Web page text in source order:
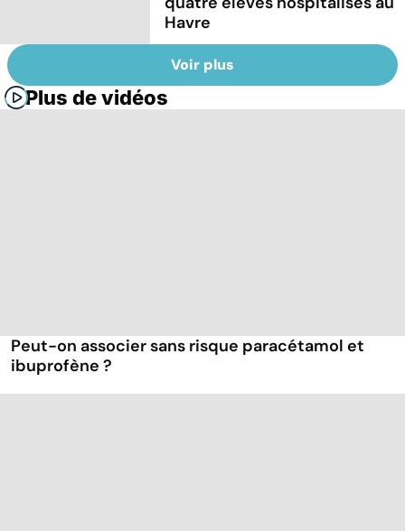
Havre
Voir plus
Plus de vidéos
Peut-on associer sans risque paracétamol et
ibuprofène ?